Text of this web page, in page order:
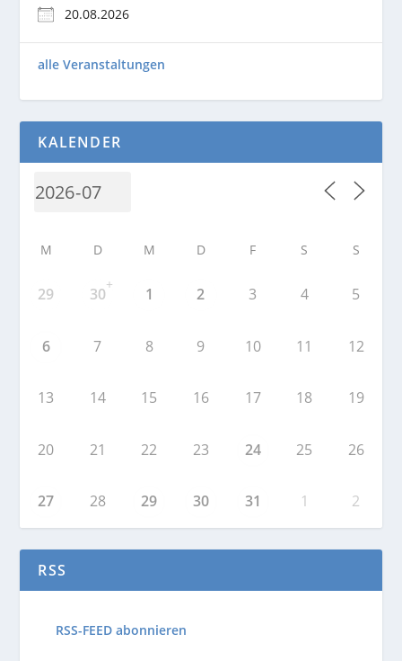
20.08.2026
alle Veranstaltungen
KALENDER
M D M D F S S
29 30
+
1 2 3 4 5
6 7 8 9 10 11 12
13 14 15 16 17 18 19
20 21 22 23 24 25 26
27 28 29 30 31 1 2
RSS
RSS-FEED abonnieren